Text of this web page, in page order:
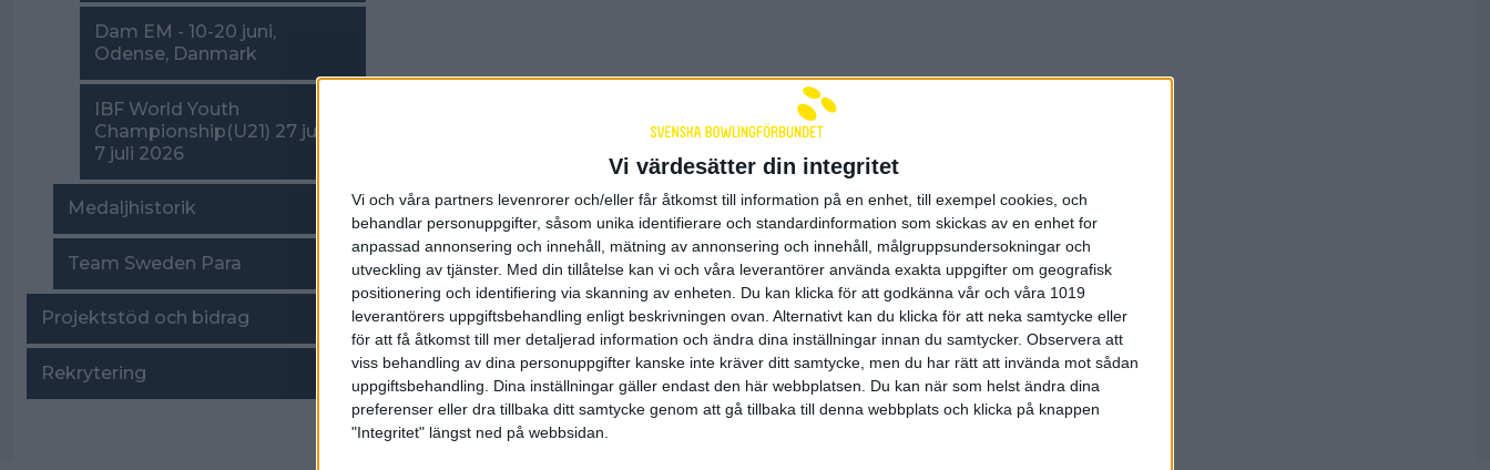
Vi värdesätter din integritet
Vi och våra partners levenrorer och/eller får åtkomst till information på en enhet, till exempel cookies, och
behandlar personuppgifter, såsom unika identifierare och standardinformation som skickas av en enhet for
anpassad annonsering och innehåll, mätning av annonsering och innehåll, målgruppsundersokningar och
utveckling av tjänster. Med din tillåtelse kan vi och våra leverantörer använda exakta uppgifter om geografisk
positionering och identifiering via skanning av enheten. Du kan klicka för att godkänna vår och våra 1019
leverantörers uppgiftsbehandling enligt beskrivningen ovan. Alternativt kan du klicka för att neka samtycke eller
för att få åtkomst till mer detaljerad information och ändra dina inställningar innan du samtycker. Observera att
viss behandling av dina personuppgifter kanske inte kräver ditt samtycke, men du har rätt att invända mot sådan
uppgiftsbehandling. Dina inställningar gäller endast den här webbplatsen. Du kan när som helst ändra dina
preferenser eller dra tillbaka ditt samtycke genom att gå tillbaka till denna webbplats och klicka på knappen
"Integritet" längst ned på webbsidan.
Dam EM - 10-20 juni,
Odense, Danmark
IBF World Youth
Championship(U21) 27 juni -
7 juli 2026
Medaljhistorik
Team Sweden Para
Projektstöd och bidrag
Rekrytering